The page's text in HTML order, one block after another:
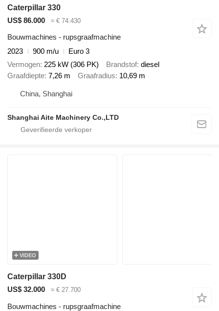
Caterpillar 330
US$ 86.000
≈ € 74.430
Bouwmachines - rupsgraafmachine
2023
900 m/u
Euro 3
Vermogen 225 kW (306 PK) Brandstof diesel
Graafdiepte 7,26 m Graafradius 10,69 m
China, Shanghai
Shanghai Aite Machinery Co.,LTD
VIDEO
Caterpillar 330D
US$ 32.000
≈ € 27.700
Bouwmachines - rupsgraafmachine